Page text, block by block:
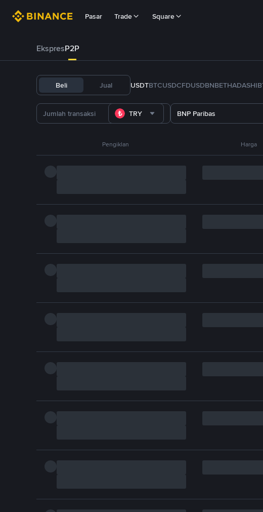
Pasar Trade Square
EkspresP2P
Beli Jual USDTBTCUSDCFDUSDBNBETHADASHIB
TRY BNP Paribas
Pengiklan Harga